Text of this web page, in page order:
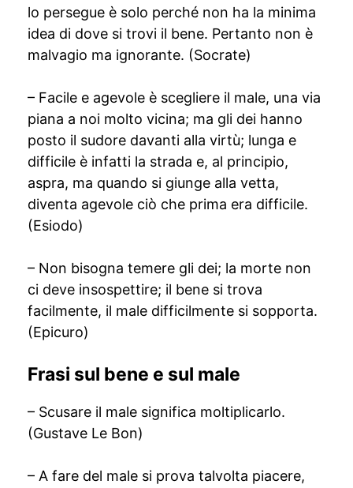
lo persegue è solo perché non ha la minima
idea di dove si trovi il bene. Pertanto non è
malvagio ma ignorante. (Socrate)
– Facile e agevole è scegliere il male, una via
piana a noi molto vicina; ma gli dei hanno
posto il sudore davanti alla virtù; lunga e
difficile è infatti la strada e, al principio,
aspra, ma quando si giunge alla vetta,
diventa agevole ciò che prima era difficile.
(Esiodo)
– Non bisogna temere gli dei; la morte non
ci deve insospettire; il bene si trova
facilmente, il male difficilmente si sopporta.
(Epicuro)
Frasi sul bene e sul male
– Scusare il male significa moltiplicarlo.
(Gustave Le Bon)
– A fare del male si prova talvolta piacere,